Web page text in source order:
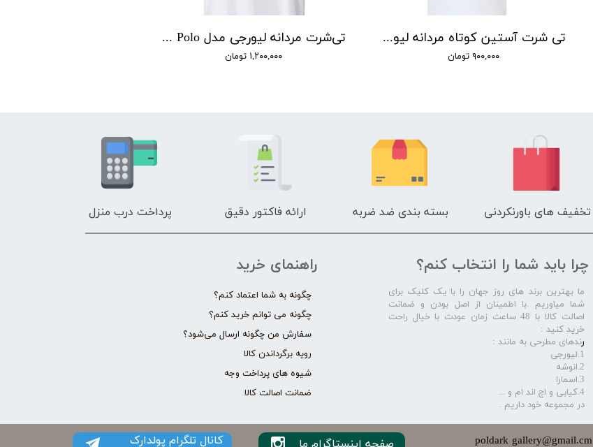
تی‌شرت مردانه لیورجی مدل U.S. Grand Polo (سرمه‌ای، سبز و سفید)
۱,۲۰۰,۰۰۰ تومان
تی شرت آستین کوتاه مردانه لیورجی مدل 11966699 مجموعه 2 عددی
۹۰۰,۰۰۰ تومان
تخفیف های باورنکردنی بسته بندی ضد ضربه ارائه فاکتور دقیق پرداخت درب منزل
راهنمای خرید
چگونه به شما اعتماد کنم؟
چگونه می توانم خرید کنم؟
سفارش من چگونه ارسال می‌شود؟
رویه برگرداندن کالا
شیوه های پرداخت وجه
ضمانت اصالت کالا
چرا باید شما را انتخاب کنم؟
ما بهترین برند های روز جهان را با یک کلیک برای
شما میاوریم .با اطمینان از اصل بودن و ضمانت
اصالت کالا با 48 ساعت زمان عودت با خیال راحت
خرید کنید :
رندهای مطرحی به مانند :
1.لیورجی
2.انوشه
3.اسمارا
4.کیابی و اچ اند ام و ...
در مجموعه خود داریم .​​​​​​​
​​​poldark gallery@gmail.cm کانال تلگرام پولدارک